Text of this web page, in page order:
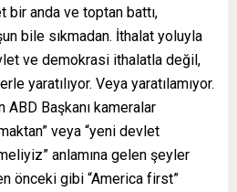
bir anda ve toptan battı,
bile sıkmadan. İthalat yoluyla
ve demokrasi ithalatla değil,
yaratılıyor. Veya yaratılamıyor.
ABD Başkanı kameralar
veya “yeni devlet
anlamına gelen şeyler
önceki gibi “America first”